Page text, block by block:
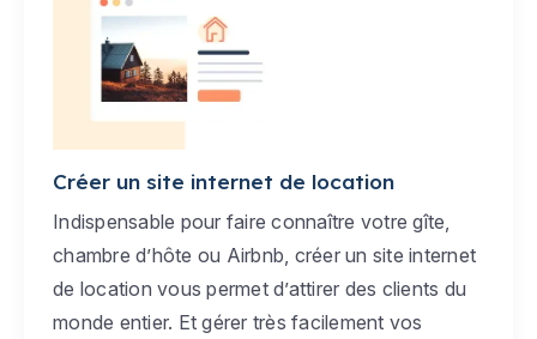
Créer un site internet de location
Indispensable pour faire connaître votre gîte,
chambre d’hôte ou Airbnb, créer un site internet
de location vous permet d’attirer des clients du
monde entier. Et gérer très facilement vos